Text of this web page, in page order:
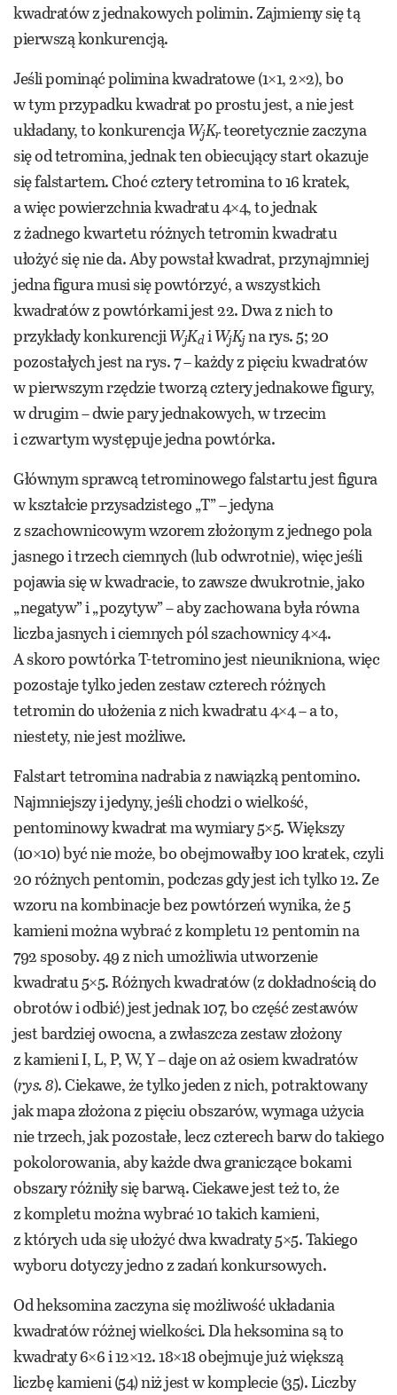
kwadratów z jednakowych polimin. Zajmiemy się tą
pierwszą konkurencją.
Jeśli pominąć polimina kwadratowe (1×1, 2×2), bo
w tym przypadku kwadrat po prostu jest, a nie jest
układany, to konkurencjaWjKrteoretycznie zaczyna
się od tetromina, jednak ten obiecujący start okazuje
się falstartem. Choć cztery tetromina to 16 kratek,
a więc powierzchnia kwadratu 4×4, to jednak
z żadnego kwartetu różnych tetromin kwadratu
ułożyć się nie da. Aby powstał kwadrat, przynajmniej
jedna figura musi się powtórzyć, a wszystkich
kwadratów z powtórkami jest 22. Dwa z nich to
przykłady konkurencjiWjKdiWjKjna rys. 5; 20
pozostałych jest na rys. 7 – każdy z pięciu kwadratów
w pierwszym rzędzie tworzą cztery jednakowe figury,
w drugim – dwie pary jednakowych, w trzecim
i czwartym występuje jedna powtórka.
Głównym sprawcą tetrominowego falstartu jest figura
w kształcie przysadzistego „T” – jedyna
z szachownicowym wzorem złożonym z jednego pola
jasnego i trzech ciemnych (lub odwrotnie), więc jeśli
pojawia się w kwadracie, to zawsze dwukrotnie, jako
„negatyw” i „pozytyw” – aby zachowana była równa
liczba jasnych i ciemnych pól szachownicy 4×4.
A skoro powtórka T-tetromino jest nieunikniona, więc
pozostaje tylko jeden zestaw czterech różnych
tetromin do ułożenia z nich kwadratu 4×4 – a to,
niestety, nie jest możliwe.
Falstart tetromina nadrabia z nawiązką pentomino.
Najmniejszy i jedyny, jeśli chodzi o wielkość,
pentominowy kwadrat ma wymiary 5×5. Większy
(10×10) być nie może, bo obejmowałby 100 kratek, czyli
20 różnych pentomin, podczas gdy jest ich tylko 12. Ze
wzoru na kombinacje bez powtórzeń wynika, że 5
kamieni można wybrać z kompletu 12 pentomin na
792 sposoby. 49 z nich umożliwia utworzenie
kwadratu 5×5. Różnych kwadratów (z dokładnością do
obrotów i odbić) jest jednak 107, bo część zestawów
jest bardziej owocna, a zwłaszcza zestaw złożony
z kamieni I, L, P, W, Y – daje on aż osiem kwadratów
(rys. 8). Ciekawe, że tylko jeden z nich, potraktowany
jak mapa złożona z pięciu obszarów, wymaga użycia
nie trzech, jak pozostałe, lecz czterech barw do takiego
pokolorowania, aby każde dwa graniczące bokami
obszary różniły się barwą. Ciekawe jest też to, że
z kompletu można wybrać 10 takich kamieni,
z których uda się ułożyć dwa kwadraty 5×5. Takiego
wyboru dotyczy jedno z zadań konkursowych.
Od heksomina zaczyna się możliwość układania
kwadratów różnej wielkości. Dla heksomina są to
kwadraty 6×6 i 12×12. 18×18 obejmuje już większą
liczbę kamieni (54) niż jest w komplecie (35). Liczby